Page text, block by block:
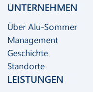
UNTERNEHMEN
Über Alu-Sommer
Management
Geschichte
Standorte
LEISTUNGEN